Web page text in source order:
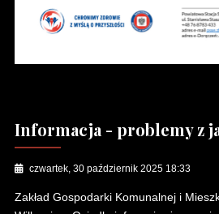
Informacja - problemy z
czwartek, 30 październik 2025 18:33
Zakład Gospodarki Komunalnej i